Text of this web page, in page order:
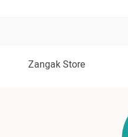
Zangak Store